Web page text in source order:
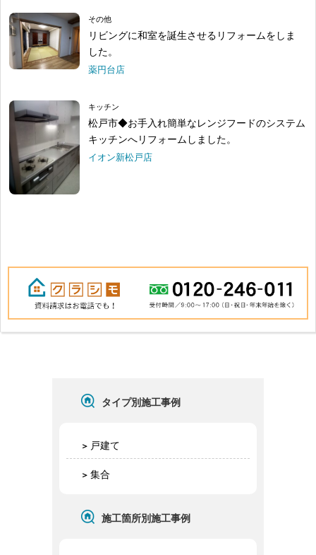
その他
リビングに和室を誕生させるリフォームをしま
した。
薬円台店
キッチン
松戸市◆お手入れ簡単なレンジフードのシステム
キッチンへリフォームしました。
イオン新松戸店
タイプ別施工事例
戸建て
集合
施工箇所別施工事例